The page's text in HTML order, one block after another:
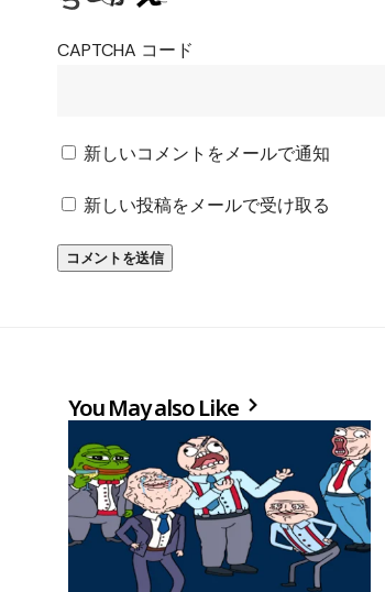
CAPTCHA コード
新しいコメントをメールで通知
新しい投稿をメールで受け取る
You May also Like